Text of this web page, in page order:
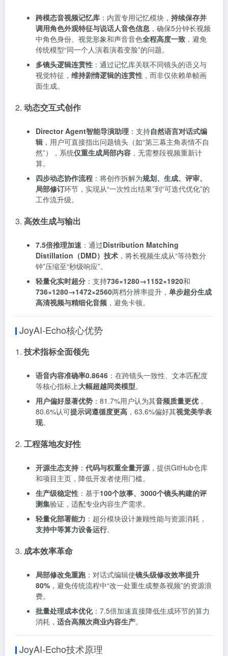
跨模态音视频记忆库 ：内置专用记忆模块， 持续保存并
调用角色外观特征与说话人音色信息 ，确保5分钟长视频
中角色身份、视觉形象和声音音色全程高度一致 ，避免
传统模型“同一个人演着演着变脸”的问题。
多镜头逻辑连贯性 ：通过记忆库关联不同镜头的语义与
视觉特征， 维持剧情逻辑的连贯性 ，而非仅依赖单帧画
面生成。
2. 动态交互式创作
Director Agent智能导演助理 ：支持自然语言对话式编
辑 ，用户可直接指出问题镜头（如“第三幕主角表情不自
然”），系统仅重生成局部内容 ，无需整段视频重新计
算。
四步动态协作流程 ：将创作拆解为规划、生成、评审、
局部修订环节，实现从“一次性出结果”到“可迭代优化”的
工作流升级。
3. 高效生成与输出
7.5倍推理加速 ：通过Distribution Matching
Distillation（DMD）技术 ，将长视频生成从“等待数分
钟”压缩至“秒级响应”。
轻量化实时超分 ：支持736×1280→1152×1920和
736×1280→1472×2560两档分辨率提升， 单步超分生成
高清视频与精细化音频 ，避免卡顿。
JoyAI-Echo核心优势
1. 技术指标全面领先
语音内容准确率0.8646 ：在跨镜头一致性、文本匹配度
等核心指标上大幅超越同类模型。
用户偏好显著优势 ：81.7%用户认为其音频质量更优 ，
80.6%认可提示词遵循度更高 ，63.6%偏好其视觉美学表
现。
2. 工程落地友好性
开源生态支持 ： 代码与权重全量开源 ，提供GitHub仓库
和项目主页，降低开发者使用门槛。
生产级稳定性 ：基于100个故事、3000个镜头构建的评
测集验证，适配专业内容生产需求。
轻量化部署能力 ：超分模块设计兼顾性能与资源消耗，
支持中等算力设备运行。
3. 成本效率革命
局部修改免重跑：对话式编辑使镜头级修改效率提升
80% ，避免传统流程中“改一处重生成整条视频”的资源浪
费。
批量处理成本优化：7.5倍加速直接降低生成环节的算力
消耗， 适合高频次商业内容生产。
JoyAI-Echo技术原理